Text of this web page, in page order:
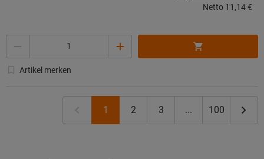
Netto 11,14 €
Artikel merken
1 2 3 ... 100